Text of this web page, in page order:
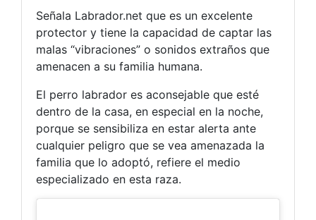
Señala Labrador.net que es un excelente
protector y tiene la capacidad de captar las
malas “vibraciones” o sonidos extraños que
amenacen a su familia humana.
El perro labrador es aconsejable que esté
dentro de la casa, en especial en la noche,
porque se sensibiliza en estar alerta ante
cualquier peligro que se vea amenazada la
familia que lo adoptó, refiere el medio
especializado en esta raza.